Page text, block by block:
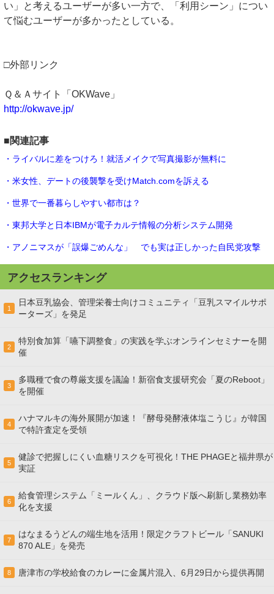
い」と考えるユーザーが多い一方で、「利用シーン」につい
て悩むユーザーが多かったとしている。
□外部リンク
Ｑ＆Ａサイト「OKWave」
http://okwave.jp/
■関連記事
・ライバルに差をつけろ！就活メイクで写真撮影が無料に
・米女性、デートの後襲撃を受けMatch.comを訴える
・世界で一番暮らしやすい都市は？
・東邦大学と日本IBMが電子カルテ情報の分析システム開発
・アノニマスが「誤爆ごめんな」 でも実は正しかった自民党攻撃
アクセスランキング
1
日本豆乳協会、管理栄養士向けコミュニティ「豆乳スマイルサポ
ーターズ」を発足
2
特別食加算「嚥下調整食」の実践を学ぶオンラインセミナーを開
催
3
多職種で食の尊厳支援を議論！新宿食支援研究会「夏のReboot」
を開催
4
ハナマルキの海外展開が加速！『酵母発酵液体塩こうじ』が韓国
で特許査定を受領
5
健診で把握しにくい血糖リスクを可視化！THE PHAGEと福井県が
実証
6
給食管理システム「ミールくん」、クラウド版へ刷新し業務効率
化を支援
7
はなまるうどんの端生地を活用！限定クラフトビール「SANUKI
870 ALE」を発売
8 唐津市の学校給食のカレーに金属片混入、6月29日から提供再開